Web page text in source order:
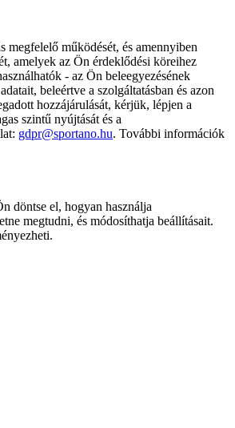
megfelelő működését, és amennyiben
amelyek az Ön érdeklődési köreihez
- az Ön beleegyezésének
beleértve a szolgáltatásban és azon
hozzájárulását, kérjük, lépjen a
szintű nyújtását és a
gdpr@sportano.hu. További információk
döntse el, hogyan használja
megtudni, és módosíthatja beállításait.